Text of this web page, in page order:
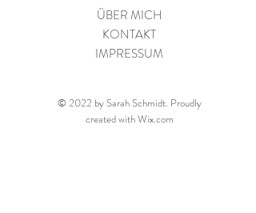
ÜBER MICH
KONTAKT
IMPRESSUM
© 2022 by Sarah Schmidt. Proudly
created withWix.com